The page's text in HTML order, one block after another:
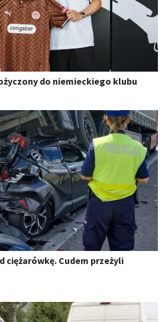
do niemieckiego klubu
ciężarówkę. Cudem przeżyli